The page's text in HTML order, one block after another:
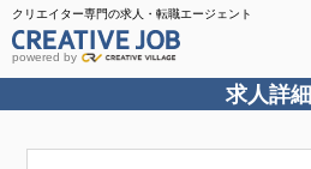
クリエイター専門の求人・転職エージェント
powered by
求人詳細